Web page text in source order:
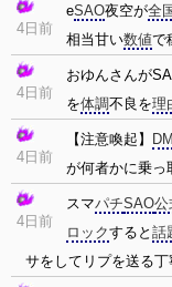
4日前
eSAO夜空が全
相当甘い数値で
4日前
おゆんさんが
を体調不良を理
4日前
【注意喚起】
が何者かに乗っ
4日前
スマパチSAO公
ロックすると 話
サをしてリプを送る丁